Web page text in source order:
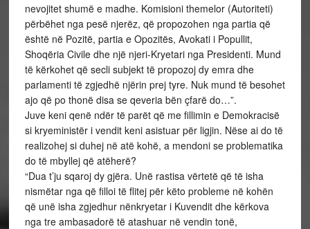
nevojitet shumë e madhe. Komisioni themelor (Autoriteti)
përbëhet nga pesë njerëz, që propozohen nga partia që
është në Pozitë, partia e Opozitës, Avokati i Popullit,
Shoqëria Civile dhe një njeri-Kryetari nga Presidenti. Mund
të kërkohet që secli subjekt të propozoj dy emra dhe
parlamenti të zgjedhë njërin prej tyre. Nuk mund të besohet
ajo që po thonë disa se qeveria bën çfarë do…”.
Juve keni qenë ndër të parët që me fillimin e Demokracisë
si kryeministër i vendit keni asistuar për ligjin. Nëse ai do të
realizohej si duhej në atë kohë, a mendoni se problematika
do të mbyllej që atëherë?
“Dua t’ju sqaroj dy gjëra. Unë rastisa vërtetë që të isha
nismëtar nga që filloi të flitej për këto probleme në kohën
që unë isha zgjedhur nënkryetar i Kuvendit dhe kërkova
nga tre ambasadorë të atashuar në vendin tonë,